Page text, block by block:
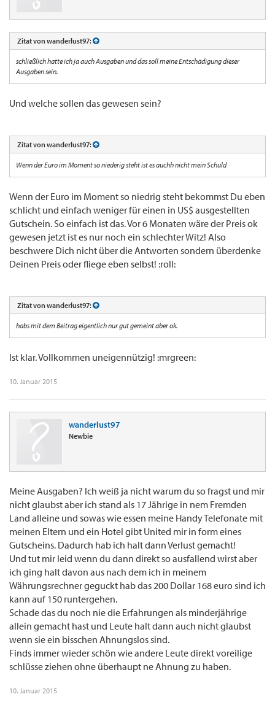
Zitat von wanderlust97:
schließlich hatte ich ja auch Ausgaben und das soll meine Entschädigung dieser
Ausgaben sein.
Und welche sollen das gewesen sein?
Zitat von wanderlust97:
Wenn der Euro im Moment so niederig steht ist es auchh nicht mein Schuld
Wenn der Euro im Moment so niedrig steht bekommst Du eben
schlicht und einfach weniger für einen in US$ ausgestellten
Gutschein. So einfach ist das. Vor 6 Monaten wäre der Preis ok
gewesen jetzt ist es nur noch ein schlechter Witz! Also
beschwere Dich nicht über die Antworten sondern überdenke
Deinen Preis oder fliege eben selbst! :roll:
Zitat von wanderlust97:
habs mit dem Beitrag eigentlich nur gut gemeint aber ok.
Ist klar. Vollkommen uneigennützig! :mrgreen:
10. Januar 2015
wanderlust97
Newbie
Meine Ausgaben? Ich weiß ja nicht warum du so fragst und mir
nicht glaubst aber ich stand als 17 Jährige in nem Fremden
Land alleine und sowas wie essen meine Handy Telefonate mit
meinen Eltern und ein Hotel gibt United mir in form eines
Gutscheins. Dadurch hab ich halt dann Verlust gemacht!
Und tut mir leid wenn du dann direkt so ausfallend wirst aber
ich ging halt davon aus nach dem ich in meinem
Währungsrechner geguckt hab das 200 Dollar 168 euro sind ich
kann auf 150 runtergehen.
Schade das du noch nie die Erfahrungen als minderjährige
allein gemacht hast und Leute halt dann auch nicht glaubst
wenn sie ein bisschen Ahnungslos sind.
Finds immer wieder schön wie andere Leute direkt voreilige
schlüsse ziehen ohne überhaupt ne Ahnung zu haben.
10. Januar 2015